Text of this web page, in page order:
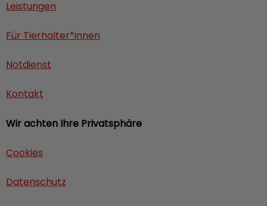
Leistungen
Für Tierhalter*innen
Notdienst
Kontakt
Wir achten Ihre Privatsphäre
Cookies
Datenschutz